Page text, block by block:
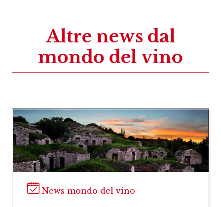
Altre news dal
mondo del vino
News mondo del vino